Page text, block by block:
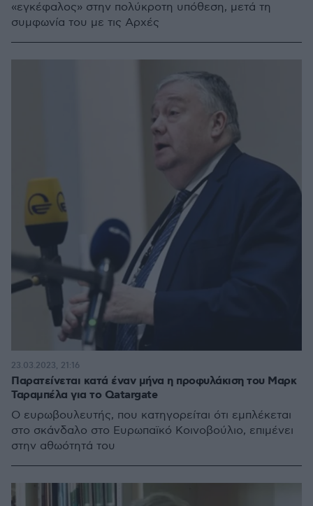
«εγκέφαλος» στην πολύκροτη υπόθεση, μετά τη
συμφωνία του με τις Αρχές
Παρατείνεται κατά έναν μήνα η προφυλάκιση του Μαρκ
Ταραμπέλα για το Qatargate
Ο ευρωβουλευτής, που κατηγορείται ότι εμπλέκεται
στο σκάνδαλο στο Ευρωπαϊκό Κοινοβούλιο, επιμένει
στην αθωότητά του
23.03.2023, 21:16